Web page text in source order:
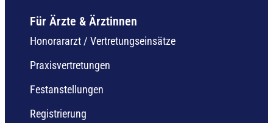
Für Ärzte & Ärztinnen
Honorararzt / Vertretungseinsätze
Praxisvertretungen
Festanstellungen
Registrierung